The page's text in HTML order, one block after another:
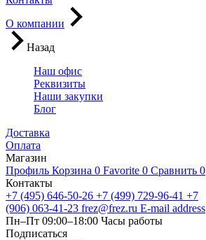
О компании
Назад
Наш офис
Реквизиты
Наши закупки
Блог
Доставка
Оплата
Магазин
Профиль Корзина 0 Favorite 0 Сравнить 0
Контакты
+7 (495) 646-50-26 +7 (499) 729-96-41 +7
(906) 063-41-23 frez@frez.ru E-mail address
Пн–Пт 09:00–18:00 Часы работы
Подписаться